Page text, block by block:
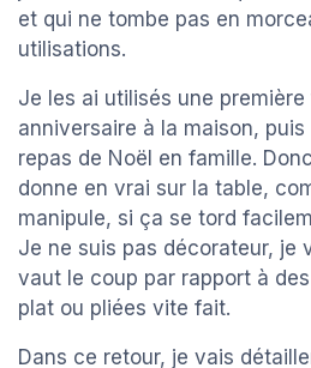
et qui ne tombe pas en
utilisations.
Je les ai utilisés une
anniversaire à la maison,
repas de Noël en famille.
donne en vrai sur la table,
manipule, si ça se tord
Je ne suis pas décorateur, je
vaut le coup par rapport à
plat ou pliées vite fait.
Dans ce retour, je vais